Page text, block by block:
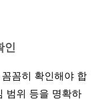
인
꼼히 확인해야 합
범위 등을 명확하